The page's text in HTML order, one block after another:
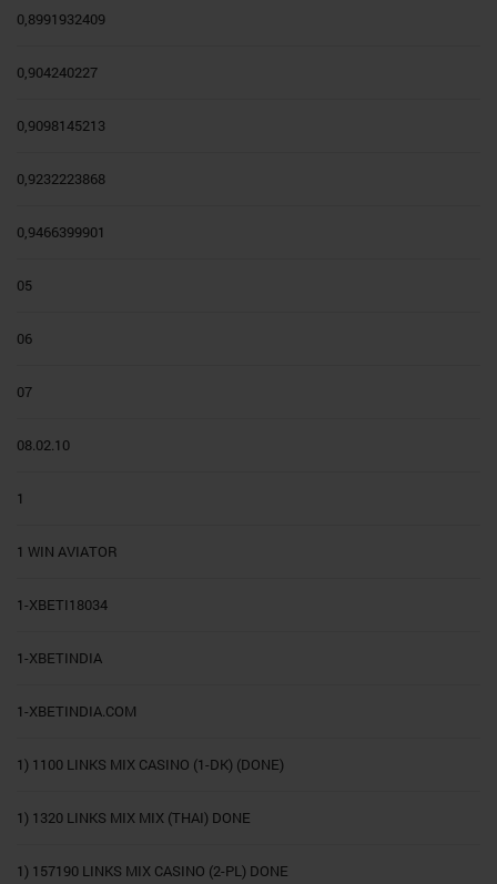
0,8991932409
0,904240227
0,9098145213
0,9232223868
0,9466399901
05
06
07
08.02.10
1
1 WIN AVIATOR
1-XBETI18034
1-XBETINDIA
1-XBETINDIA.COM
1) 1100 LINKS MIX CASINO (1-DK) (DONE)
1) 1320 LINKS MIX MIX (THAI) DONE
1) 157190 LINKS MIX CASINO (2-PL) DONE